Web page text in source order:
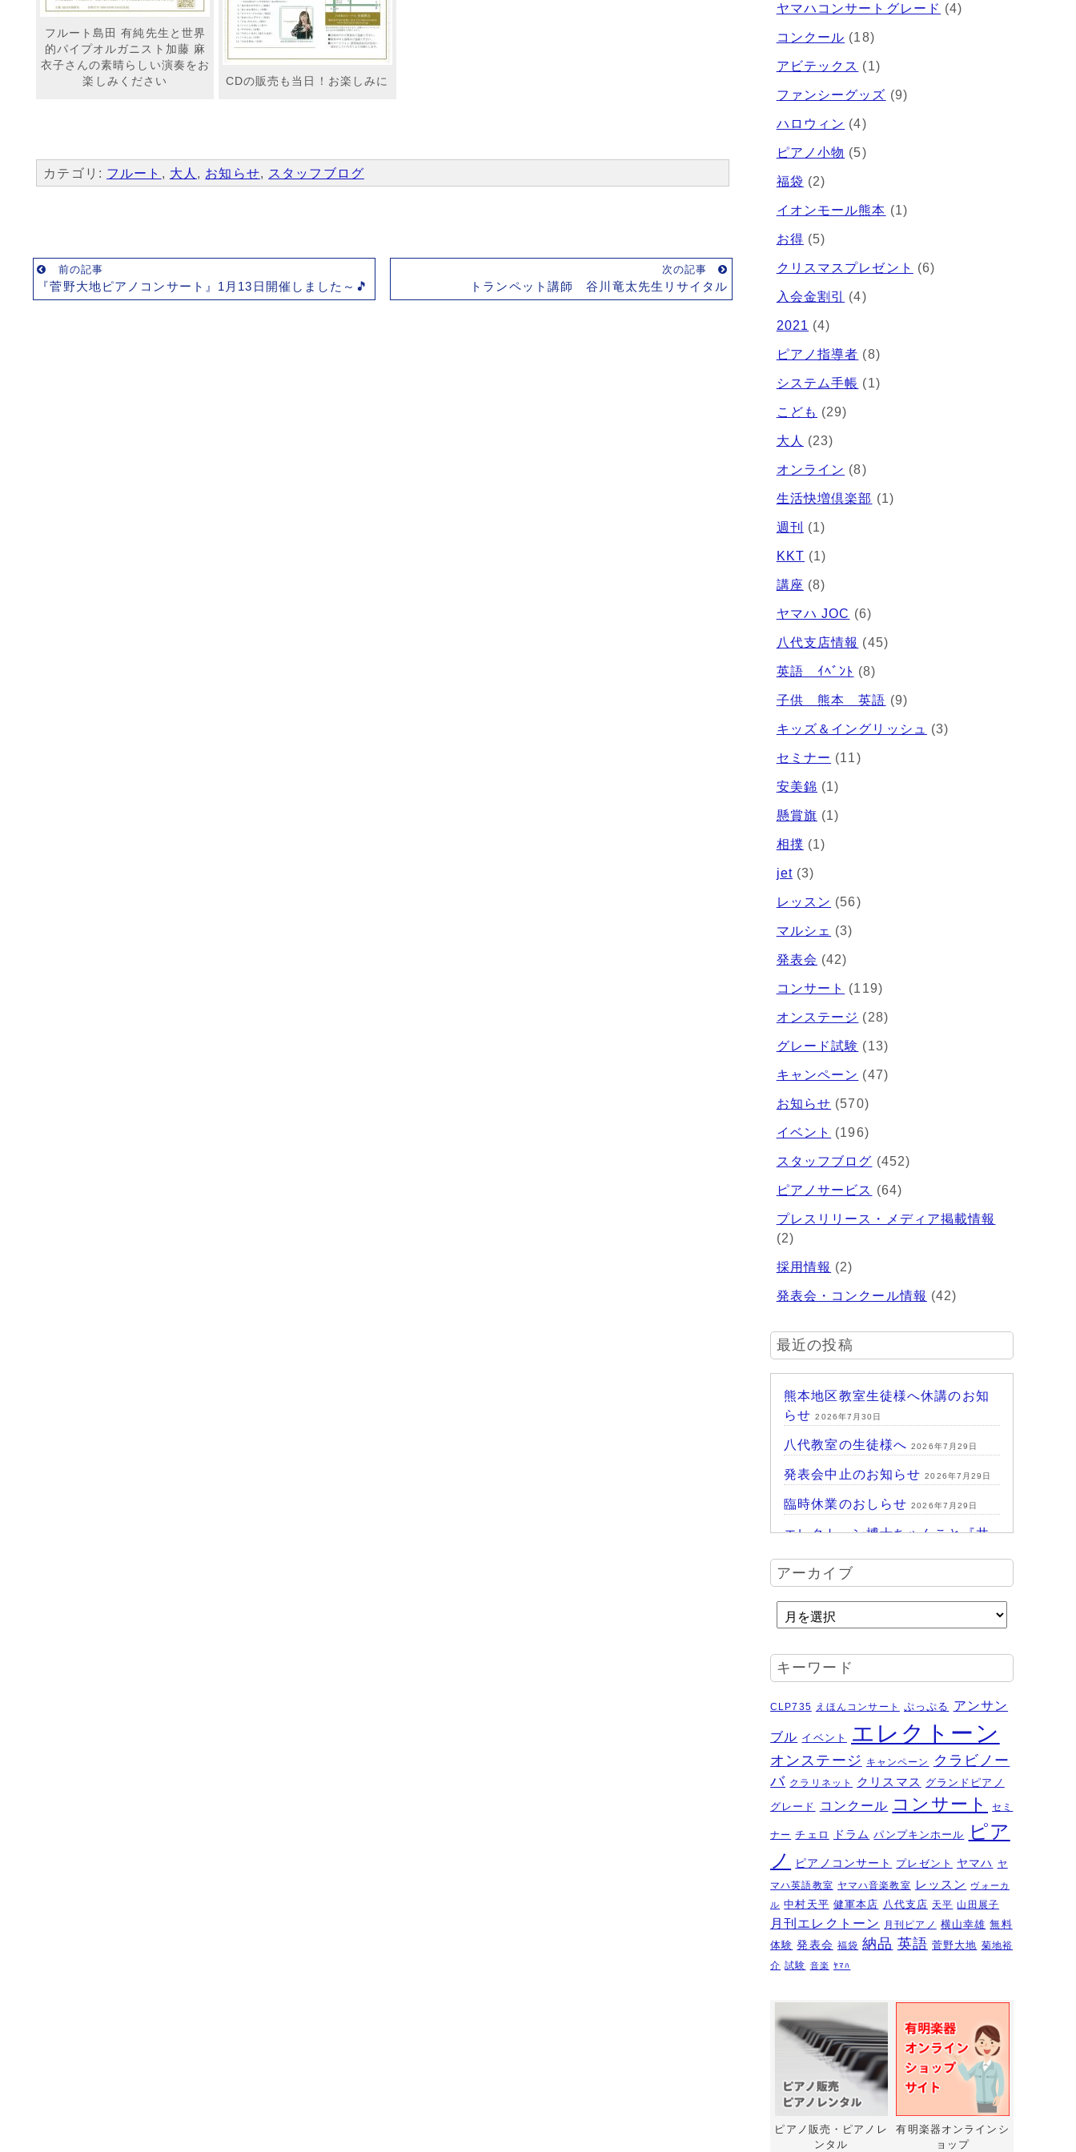
フルート島田 有純先生と世界
的パイプオルガニスト加藤 麻
衣子さんの素晴らしい演奏をお
楽しみください
CDの販売も当日！お楽しみに
カテゴリ: フルート , 大人 , お知らせ, スタッフブログ
前の記事
『菅野大地ピアノコンサート』1月13日開催しました～🎵
次の記事
トランペット講師 谷川竜太先生リサイタル
ヤマハコンサートグレード (4)
コンクール (18)
アビテックス (1)
ファンシーグッズ (9)
ハロウィン (4)
ピアノ小物 (5)
福袋 (2)
イオンモール熊本 (1)
お得 (5)
クリスマスプレゼント (6)
入会金割引 (4)
2021 (4)
ピアノ指導者 (8)
システム手帳 (1)
こども (29)
大人 (23)
オンライン (8)
生活快増倶楽部 (1)
週刊 (1)
KKT (1)
講座 (8)
ヤマハ JOC (6)
八代支店情報 (45)
英語 ｲﾍﾞﾝﾄ (8)
子供 熊本 英語 (9)
キッズ＆イングリッシュ (3)
セミナー (11)
安美錦 (1)
懸賞旗 (1)
相撲 (1)
jet (3)
レッスン (56)
マルシェ (3)
発表会 (42)
コンサート (119)
オンステージ (28)
グレード試験 (13)
キャンペーン (47)
お知らせ (570)
イベント (196)
スタッフブログ (452)
ピアノサービス (64)
プレスリリース・メディア掲載情報
(2)
採用情報 (2)
発表会・コンクール情報 (42)
最近の投稿
熊本地区教室生徒様へ休講のお知
らせ 2026年7月30日
八代教室の生徒様へ 2026年7月29日
発表会中止のお知らせ 2026年7月29日
臨時休業のおしらせ 2026年7月29日
エレクトーン博士ちゃんこと『井
探求講座』
ハッピーパーク終了♪ 2026年7月14日
HAPPY PARK 2026～ハピパでみ
ク体験
2026年7月6日
受賞結果 ヤマハエレクトーンフ
夏のおトクなキャンペーン・・・
その２ 2026年6月11日
夏のおトクなキャンペーン・・・
その１
ピアノを購入するなら今！『ひと
足早いサマーセール』6/14～7/12
2026年6月7日
ピアノ・アドヴェンチャー研究会
発表会を実施しました～🎵
実施しました～～🎵 2026年5月2日
第22回有明楽器ピアノコンクール
受賞結果・審査員講評 2026年4月23日
『ピアノ・アドヴェンチャー ベ
ーシックシリーズセミナー
Vol,1』講座のお知らせ
新型エレクトーン「ELS03シリー
アーカイブ
キーワード
CLP735 えほんコンサート ぷっぷる アンサン
ブル イベント エレクトーン
オンステージ キャンペーン
クラビノー
バ クラリネット クリスマス グランドピアノ
グレード
コンクール コンサート セミ
ナー チェロ ドラム パンプキンホール
ピア
ノ
ピアノコンサート プレゼント ヤマハ ヤ
マハ英語教室 ヤマハ音楽教室 レッスン
ヴォーカ
ル 中村天平 健軍本店 八代支店 天平 山田展子
月刊エレクトーン 月刊ピアノ 横山幸雄 無料
体験 発表会 福袋 納品 英語 菅野大地 菊地裕
介 試験 音楽 ﾔﾏﾊ
ピアノ販売・ピアノレ
ンタル
有明楽器オンラインシ
ョップ